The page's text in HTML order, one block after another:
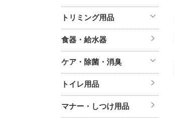
トリミング用品
食器・給水器
ケア・除菌・消臭
トイレ用品
マナー・しつけ用品